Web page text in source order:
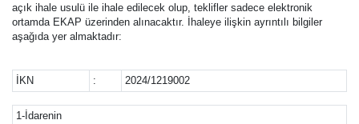
açık ihale usulü ile ihale edilecek olup, teklifler sadece elektronik
ortamda EKAP üzerinden alınacaktır. İhaleye ilişkin ayrıntılı bilgiler
aşağıda yer almaktadır:
İKN : 2024/1219002
1-İdarenin